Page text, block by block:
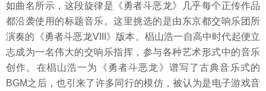
如曲名所示，这段旋律是《勇者斗恶龙》几乎每个正传作品
都沿袭使用的标题音乐。这里挑选的是由东京都交响乐团所
演奏的《勇者斗恶龙VIII》版本。椙山浩一自高中时代起便立
志成为一名伟大的交响乐指挥，参与各种艺术形式中的音乐
创作。在椙山浩一为《勇者斗恶龙》谱写了古典音乐式的
BGM之后，也引来了许多同行的模仿，被认为是电子游戏音